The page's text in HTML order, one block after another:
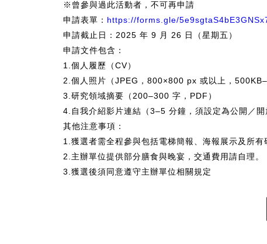
※曾參與過此活動者，不可再申請
申請表單： https://forms.gle/
申請截止日：2025 年 9 月 26 日（星期五）
申請文件包含：
1.個人履歷（CV）
2.個人照片（JPEG，800×800 px 或以上，
3.研究領域摘要（200–300 字，PDF）
4.自我介紹影片連結（3–5 分鐘，須設定為公開／開
其他注意事項：
1.獲選者需全程參與包括電梯簡報、海報展示及所有
2.主辦單位提供部分膳食與晚宴，交通費用請自理。
3.獲選後須同意遵守主辦單位相關規定